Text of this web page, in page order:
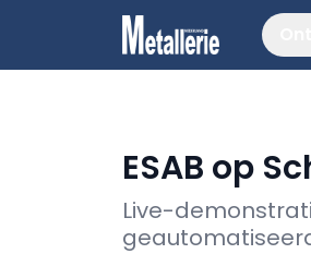
ESAB op
Live-